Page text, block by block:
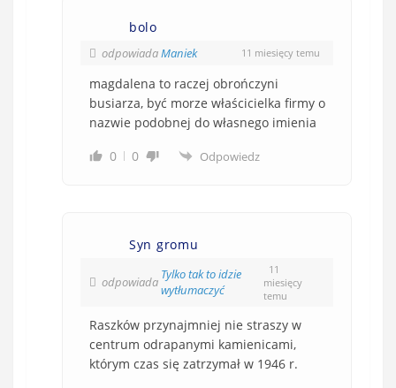
bolo
odpowiadaManiek 11 miesięcy temu
magdalena to raczej obrończyni
busiarza, być morze właścicielka firmy o
nazwie podobnej do własnego imienia
0
0 Odpowiedz
Syn gromu
odpowiada Tylko tak to idzie
wytłumaczyć
11
miesięcy
temu
Raszków przynajmniej nie straszy w
centrum odrapanymi kamienicami,
którym czas się zatrzymał w 1946 r.